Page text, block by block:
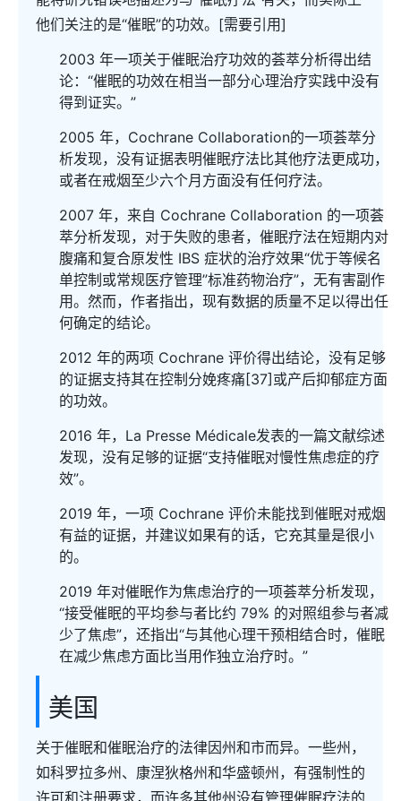
他们关注的是“催眠”的功效。[需要引用]
2003 年一项关于催眠治疗功效的荟萃分析得出结
论：“催眠的功效在相当一部分心理治疗实践中没有
得到证实。”
2005 年，Cochrane Collaboration的一项荟萃分
析发现，没有证据表明催眠疗法比其他疗法更成功，
或者在戒烟至少六个月方面没有任何疗法。
2007 年，来自 Cochrane Collaboration 的一项荟
萃分析发现，对于失败的患者，催眠疗法在短期内对
腹痛和复合原发性 IBS 症状的治疗效果“优于等候名
单控制或常规医疗管理”标准药物治疗”，无有害副作
用。然而，作者指出，现有数据的质量不足以得出任
何确定的结论。
2012 年的两项 Cochrane 评价得出结论，没有足够
的证据支持其在控制分娩疼痛[37]或产后抑郁症方面
的功效。
2016 年，La Presse Médicale发表的一篇文献综述
发现，没有足够的证据“支持催眠对慢性焦虑症的疗
效”。
2019 年，一项 Cochrane 评价未能找到催眠对戒烟
有益的证据，并建议如果有的话，它充其量是很小
的。
2019 年对催眠作为焦虑治疗的一项荟萃分析发现，
“接受催眠的平均参与者比约 79% 的对照组参与者减
少了焦虑”，还指出“与其他心理干预相结合时，催眠
在减少焦虑方面比当用作独立治疗时。”
美国
关于催眠和催眠治疗的法律因州和市而异。一些州，
如科罗拉多州、康涅狄格州和华盛顿州，有强制性的
许可和注册要求，而许多其他州没有管理催眠疗法的